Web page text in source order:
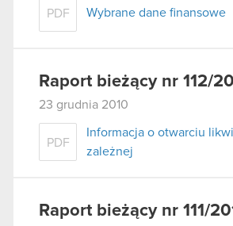
PDF Wybrane dane finansowe
Raport bieżący nr 112/
23 grudnia 2010
PDF
Informacja o otwarciu
zależnej
Raport bieżący nr 111/